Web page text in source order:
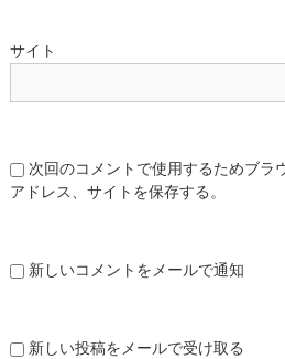
サイト
次回のコメントで使用するためブラ
アドレス、サイトを保存する。
新しいコメントをメールで通知
新しい投稿をメールで受け取る